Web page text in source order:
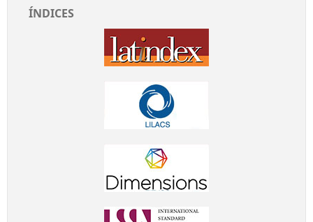
ÍNDICES